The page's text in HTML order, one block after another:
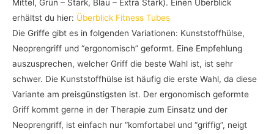
Mittel, Grün – Stark, Blau – Extra Stark). Einen Überblick
erhältst du hier: Überblick Fitness Tubes
Die Griffe gibt es in folgenden Variationen: Kunststoffhülse,
Neoprengriff und “ergonomisch” geformt. Eine Empfehlung
auszusprechen, welcher Griff die beste Wahl ist, ist sehr
schwer. Die Kunststoffhülse ist häufig die erste Wahl, da diese
Variante am preisgünstigsten ist. Der ergonomisch geformte
Griff kommt gerne in der Therapie zum Einsatz und der
Neoprengriff, ist einfach nur “komfortabel und “griffig”, neigt